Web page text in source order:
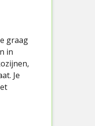
graag
in
Je